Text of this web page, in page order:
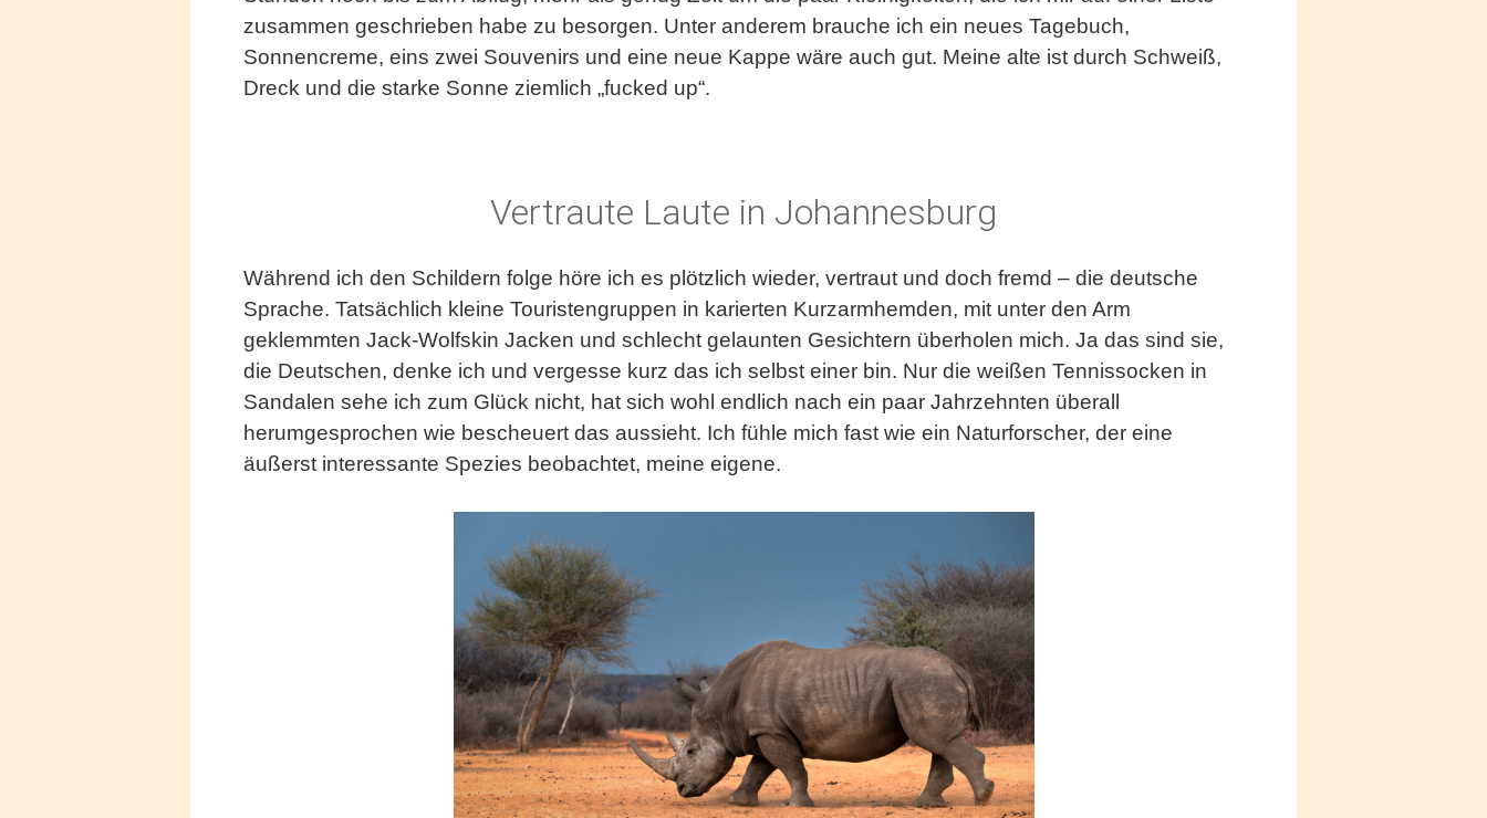
zusammen geschrieben habe zu besorgen. Unter anderem brauche ich ein neues Tagebuch,
Sonnencreme, eins zwei Souvenirs und eine neue Kappe wäre auch gut. Meine alte ist durch Schweiß,
Dreck und die starke Sonne ziemlich „fucked up“.
Vertraute Laute in Johannesburg
Während ich den Schildern folge höre ich es plötzlich wieder, vertraut und doch fremd – die deutsche
Sprache. Tatsächlich kleine Touristengruppen in karierten Kurzarmhemden, mit unter den Arm
geklemmten Jack-Wolfskin Jacken und schlecht gelaunten Gesichtern überholen mich. Ja das sind sie,
die Deutschen, denke ich und vergesse kurz das ich selbst einer bin. Nur die weißen Tennissocken in
Sandalen sehe ich zum Glück nicht, hat sich wohl endlich nach ein paar Jahrzehnten überall
herumgesprochen wie bescheuert das aussieht. Ich fühle mich fast wie ein Naturforscher, der eine
äußerst interessante Spezies beobachtet, meine eigene.